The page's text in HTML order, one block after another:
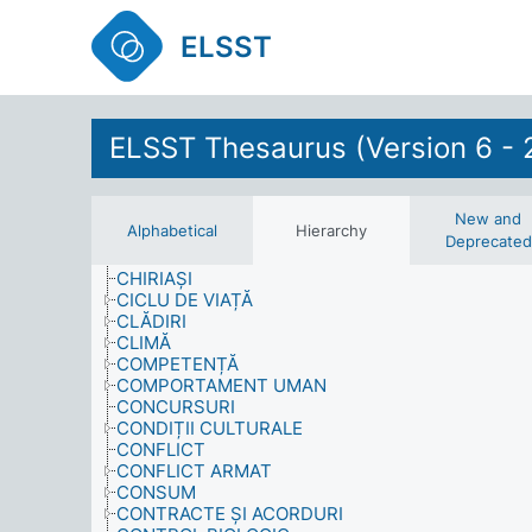
ELSST
ELSST Thesaurus (Version 6 -
Alphabetical Hierarchy
New and
Deprecated
BUGETE
BUNĂSTARE (SĂNĂTATE)
BUNĂSTARE (SOCIETATE)
BUNĂSTARE SOCIALĂ
CALIFICĂRI
CERCETARE
CHIRIAȘI
CICLU DE VIAȚĂ
CLĂDIRI
CLIMĂ
COMPETENȚĂ
COMPORTAMENT UMAN
CONCURSURI
CONDIȚII CULTURALE
CONFLICT
CONFLICT ARMAT
CONSUM
CONTRACTE ȘI ACORDURI